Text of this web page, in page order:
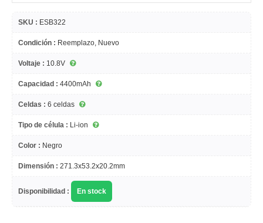
SKU : ESB322
Condición : Reemplazo, Nuevo
Voltaje : 10.8V
Capacidad : 4400mAh
Celdas : 6 celdas
Tipo de célula : Li-ion
Color : Negro
Dimensión : 271.3x53.2x20.2mm
Disponibilidad : En stock